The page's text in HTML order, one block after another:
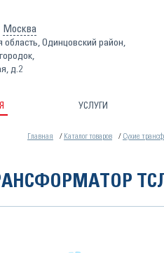
Москва
область, Одинцовский район,
д.2
УСЛУГИ
Главная Каталог товаров Сухие